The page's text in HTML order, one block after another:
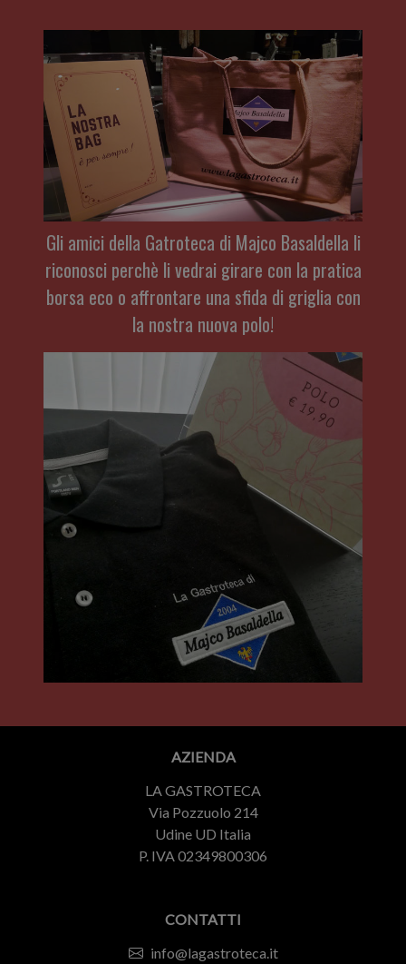
Gli amici della Gatroteca di Majco Basaldella li
riconosci perchè li vedrai girare con la pratica
borsa eco o affrontare una sfida di griglia con
la nostra nuova polo!
AZIENDA
LA GASTROTECA
Via Pozzuolo 214
Udine UD Italia
P. IVA 02349800306
CONTATTI
info@lagastroteca.it